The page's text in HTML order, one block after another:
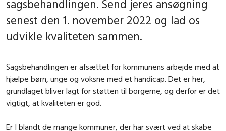
sagsbehandlingen. Send jeres ansøgning
senest den 1. november 2022 og lad os
udvikle kvaliteten sammen.
Sagsbehandlingen er afsættet for kommunens arbejde med at
hjælpe børn, unge og voksne med et handicap. Det er her,
grundlaget bliver lagt for støtten til borgerne, og derfor er det
vigtigt, at kvaliteten er god.
Er I blandt de mange kommuner, der har svært ved at skabe